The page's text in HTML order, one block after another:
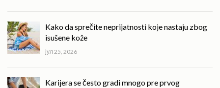
Kako da sprečite neprijatnosti koje nastaju zbog
isušene kože
јул 25, 2026
Karijera se često gradi mnogo pre prvog